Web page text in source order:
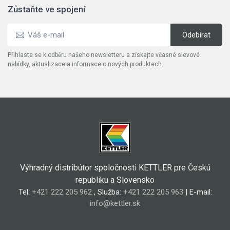
Zůstaňte ve spojení
Přihlaste se k odběru našeho newsletteru a získejte včasné slevové
nabídky, aktualizace a informace o nových produktech.
Výhradný distribútor spoločnosti KETTLER pre Českú
republiku a Slovensko
Tel: +421 222 205 962, Služba: +421 222 205 963 | E-mail:
info@kettler.sk